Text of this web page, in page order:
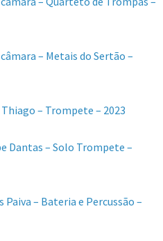
– Metais do Sertão –
– Trompete – 2023
Dantas – Solo Trompete –
– Bateria e Percussão –